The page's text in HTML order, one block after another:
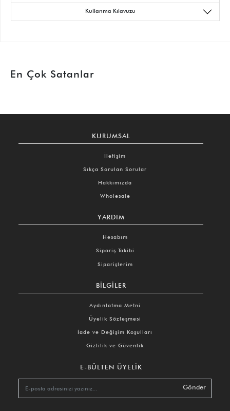
Kullanma Kılavuzu
En Çok Satanlar
KURUMSAL
İletişim
Sıkça Sorulan Sorular
Hakkımızda
Wholesale
YARDIM
Hesabım
Sipariş Takibi
Siparişlerim
BILGILER
Aydınlatma Metni
Üyelik Sözleşmesi
İade ve Değişim Koşulları
Gizlilik ve Güvenlik
E-BÜLTEN ÜYELIK
Gönder